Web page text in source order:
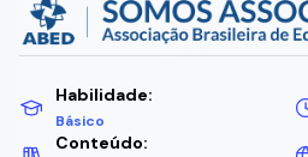
Habilidade:
Básico
Conteúdo: